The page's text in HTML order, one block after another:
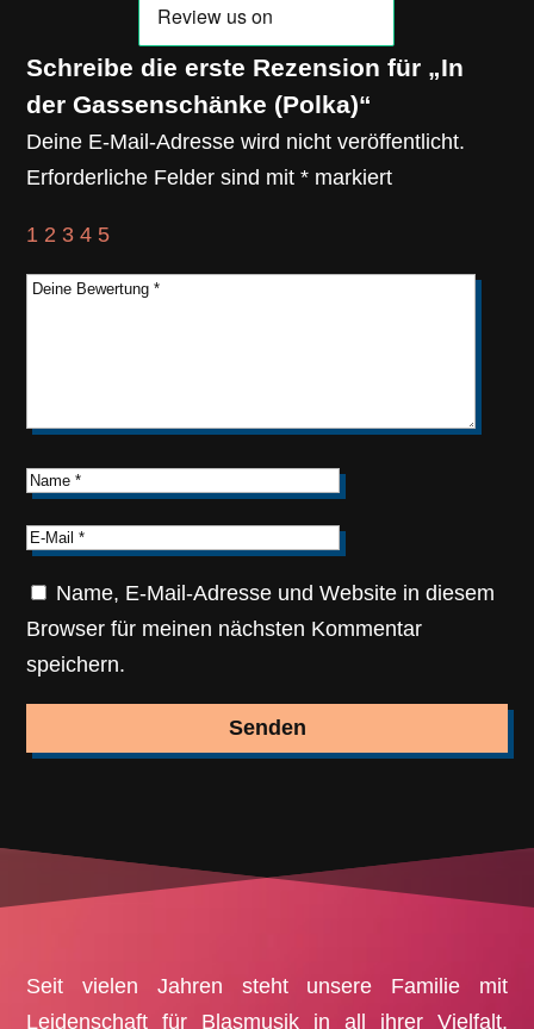
Schreibe die erste Rezension für „In
der Gassenschänke (Polka)“
Deine E-Mail-Adresse wird nicht veröffentlicht.
Erforderliche Felder sind mit* markiert
1 2 3 4 5
Name, E-Mail-Adresse und Website in diesem
Browser für meinen nächsten Kommentar
speichern.
Senden
Seit vielen Jahren steht unsere Familie mit
Leidenschaft für Blasmusik in all ihrer Vielfalt,